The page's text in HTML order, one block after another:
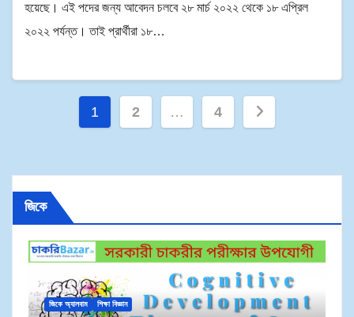
হয়েছে। এই পদের জন্য আবেদন চলবে ২৮ মার্চ ২০২২ থেকে ১৮ এপ্রিল
২০২২ পর্যন্ত। তাই প্রার্থীরা ১৮…
1 2 … 4
জিকে
জিকে অ্যালবাম শিক্ষা বিজ্ঞান